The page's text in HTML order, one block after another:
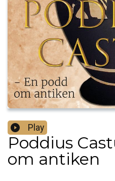
Play
Poddius
om antiken